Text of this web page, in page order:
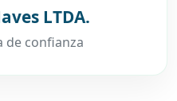
LTDA.
de confianza